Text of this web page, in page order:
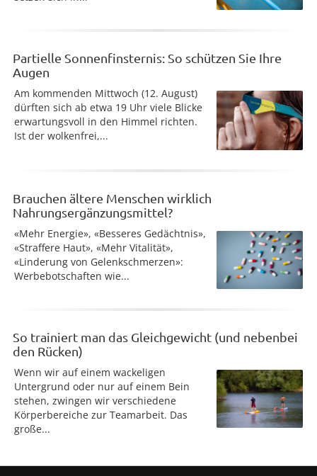
Partielle Sonnenfinsternis: So schützen Sie Ihre
Augen
Am kommenden Mittwoch (12. August)
dürften sich ab etwa 19 Uhr viele Blicke
erwartungsvoll in den Himmel richten.
Ist der wolkenfrei,...
Brauchen ältere Menschen wirklich
Nahrungsergänzungsmittel?
«Mehr Energie», «Besseres Gedächtnis»,
«Straffere Haut», «Mehr Vitalität»,
«Linderung von Gelenkschmerzen»:
Werbebotschaften wie...
So trainiert man das Gleichgewicht (und nebenbei
den Rücken)
Wenn wir auf einem wackeligen
Untergrund oder nur auf einem Bein
stehen, zwingen wir verschiedene
Körperbereiche zur Teamarbeit. Das
große...